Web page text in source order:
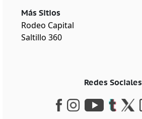
Más Sitios
Rodeo Capital
Saltillo 360
Redes Sociales